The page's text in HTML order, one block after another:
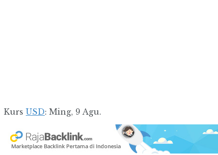
Kurs USD: Ming, 9 Agu.